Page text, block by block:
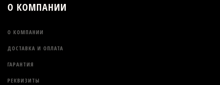
О КОМПАНИИ
О КОМПАНИИ
ДОСТАВКА И ОПЛАТА
ГАРАНТИЯ
РЕКВИЗИТЫ